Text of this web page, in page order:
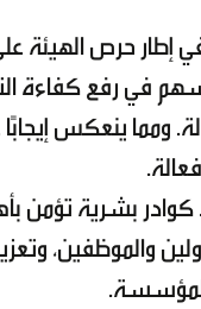
إطار حرص الهيئة
يسهم في رفع
ينعكس إيجابًا
كوادر بشرية تؤمن
والموظفين،